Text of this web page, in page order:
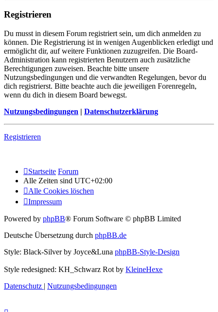
Registrieren
Du musst in diesem Forum registriert sein, um dich anmelden zu
können. Die Registrierung ist in wenigen Augenblicken erledigt und
ermöglicht dir, auf weitere Funktionen zuzugreifen. Die Board-
Administration kann registrierten Benutzern auch zusätzliche
Berechtigungen zuweisen. Beachte bitte unsere
Nutzungsbedingungen und die verwandten Regelungen, bevor du
dich registrierst. Bitte beachte auch die jeweiligen Forenregeln,
wenn du dich in diesem Board bewegst.
Nutzungsbedingungen | Datenschutzerklärung
Registrieren
Startseite Forum
Alle Zeiten sind UTC+02:00
Alle Cookies löschen
Impressum
Powered by phpBB® Forum Software © phpBB Limited
Deutsche Übersetzung durch phpBB.de
Style: Black-Silver by Joyce&Luna phpBB-Style-Design
Style redesigned: KH_Schwarz Rot by KleineHexe
Datenschutz | Nutzungsbedingungen